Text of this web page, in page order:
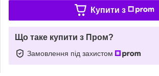
Купити з
Що таке купити з Пром?
Замовлення під захистом